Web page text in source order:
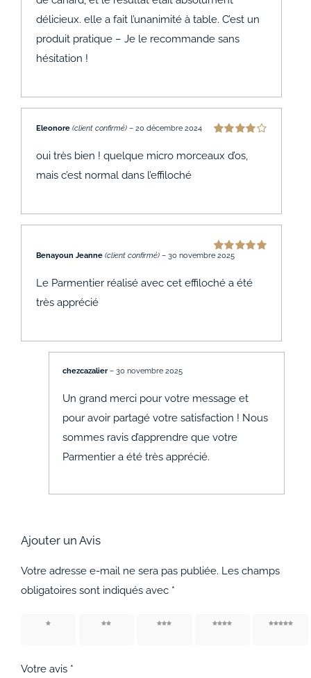
délicieux. elle a fait l’unanimité à table. C’est un
produit pratique – Je le recommande sans
hésitation !
5
Eleonore (client confirmé) – 20 décembre 2024
oui très bien ! quelque micro morceaux d’os,
mais c’est normal dans l’effiloché
Note5
Benayoun Jeanne (client confirmé) – 30 novembre 2025
Le Parmentier réalisé avec cet effiloché a été
très apprécié
chezcazalier– 30 novembre 2025
Un grand merci pour votre message et
pour avoir partagé votre satisfaction ! Nous
sommes ravis d’apprendre que votre
Parmentier a été très apprécié.
Ajouter un Avis
Votre adresse e-mail ne sera pas publiée. Les champs
obligatoires sont indiqués avec *
1 étoile
2 étoiles
3 étoiles
4 étoiles
5 étoiles
Votre avis *